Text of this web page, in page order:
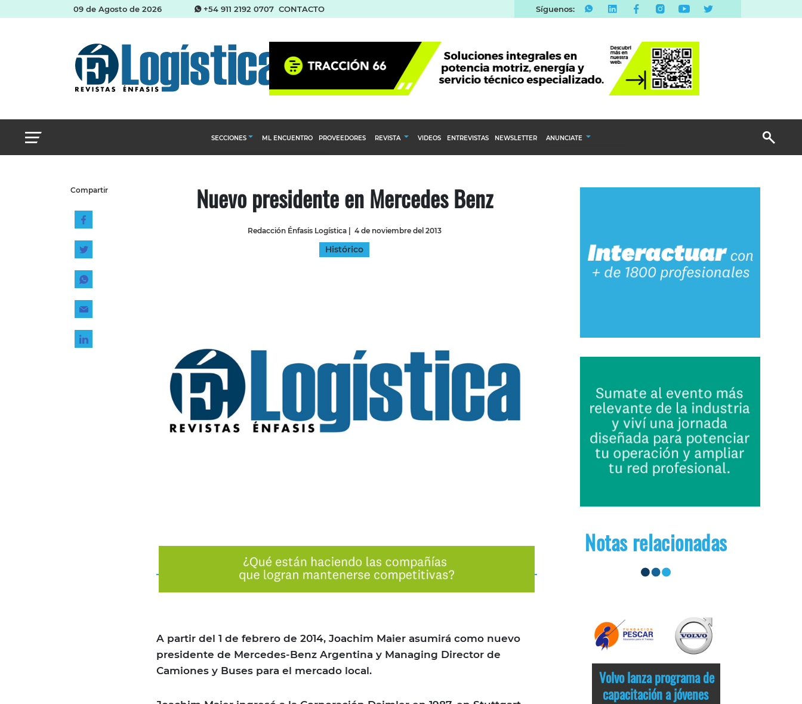
09 de Agosto de 2026 +54 911 2192 0707 CONTACTO Síguenos:
SECCIONES
Almacenes e inventarios
Logística y distribución
ML ENCUENTRO PROVEEDORES REVISTA VIDEOS ENTREVISTAS NEWSLETTER ANUNCIATE
Email Marketing
Compartir Nuevo presidente en Mercedes Benz
Redacción Énfasis Logística| 4 de noviembre del 2013
Histórico
A partir del 1 de febrero de 2014, Joachim Maier asumirá como nuevo
presidente de Mercedes-Benz Argentina y Managing Director de
Camiones y Buses para el mercado local.
Notas relacionadas
Volvo lanza programa de
capacitación a jóvenes